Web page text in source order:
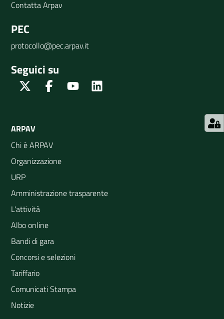
Contatta Arpav
PEC
protocollo@pec.arpav.it
Seguici su
Twitter FacebookYoutube
ARPAV
Chi è ARPAV
Organizzazione
URP
Amministrazione trasparente
L'attività
Albo online
Bandi di gara
Concorsi e selezioni
Tariffario
Comunicati Stampa
Notizie